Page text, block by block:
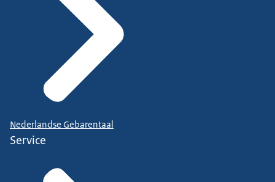
Nederlandse Gebarentaal
Service